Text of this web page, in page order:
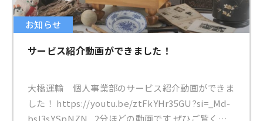
民の方がご家族で「人生会議」を行えるようにとい
う想いで、エンディングノートの無料配布や講演会
ACP（アドバンス・ケア・プランニング）の愛称で
え、信頼する人たちと話し合うことを意味します。
厚生労働省は「人生の最終段階における医療の決定
プロセス」として以前から推奨しており、認知を広
お知らせ
サービス紹介動画ができました！
大橋運輸 個人事業部のサービス紹介動画ができま
した！ https://youtu.be/ztFkYHr35GU?si=_Md-
bsl3sYSpNZN_ 2分ほどの動画です ぜひご覧くだ